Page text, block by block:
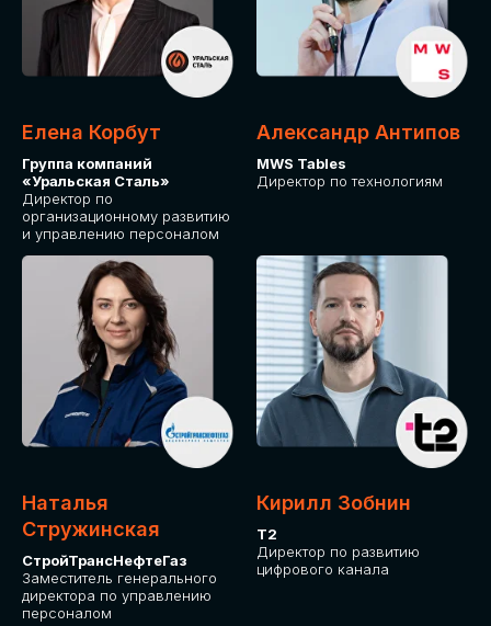
Елена Корбут
Группа компаний
«Уральская Сталь»
Директор по
организационному развитию
и управлению персоналом
Александр Антипов
MWS Tables
Директор по технологиям
Наталья
Стружинская
СтройТрансНефтеГаз
Заместитель генерального
директора по управлению
персоналом
Кирилл Зобнин
Т2
Директор по развитию
цифрового канала
Приглашаем стать спикером GLOBAL
TECH FORUM и поделиться своим
опытом и экспертизой. Будем рады
сотрудничеству!
СТАТЬ
СПИКЕРОМ
IT Solutions for Business